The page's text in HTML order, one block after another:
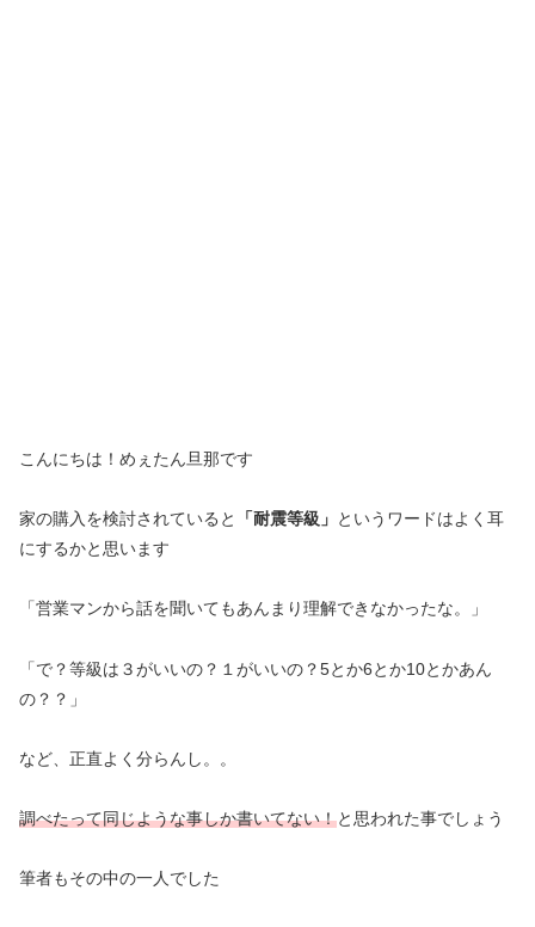
こんにちは！めぇたん旦那です
家の購入を検討されていると 「耐震等級」 というワードはよく耳
にするかと思います
「営業マンから話を聞いてもあんまり理解できなかったな。」
「で？等級は３がいいの？１がいいの？5とか6とか10とかあん
の？？」
など、正直よく分らんし。。
調べたって同じような事しか書いてない！と思われた事でしょう
筆者もその中の一人でした